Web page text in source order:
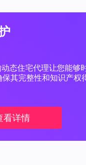
动态住宅代理让您能够
其完整性和知识产权
看详情